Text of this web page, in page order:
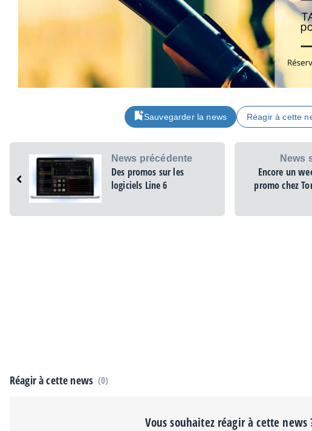
Sauvegarder la news Réagir à cette
News précédente
Des promos sur les
logiciels Line 6
News
Encore un
promo chez
Réagir à cette news (0)
Vous souhaitez réagir à cette news